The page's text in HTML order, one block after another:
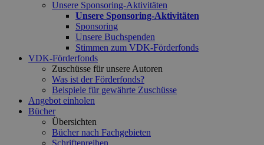
Unsere Sponsoring-Aktivitäten
Unsere Sponsoring-Aktivitäten
Sponsoring
Unsere Buchspenden
Stimmen zum VDK-Förderfonds
VDK-Förderfonds
Zuschüsse für unsere Autoren
Was ist der Förderfonds?
Beispiele für gewährte Zuschüsse
Angebot einholen
Bücher
Übersichten
Bücher nach Fachgebieten
Schriftenreihen